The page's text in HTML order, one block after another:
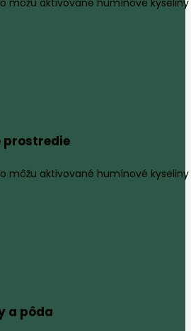
môžu aktivované humínové
prostredie
môžu aktivované humínové
a pôda